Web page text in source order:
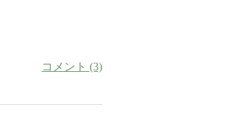
コメント (3)